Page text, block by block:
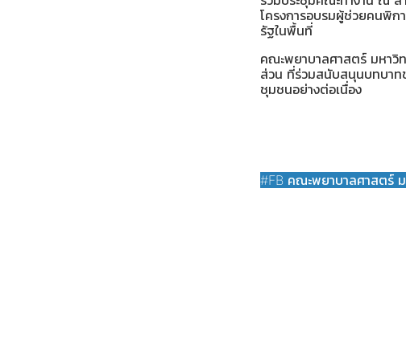
โครงการอบรมผู้ช่วยคนพิก
รัฐในพื้นที่
คณะพยาบาลศาสตร์ มหาวิ
ส่วน ที่ร่วมสนับสนุนบทบา
ชุมชนอย่างต่อเนื่อง
#FB คณะพยาบาลศาสตร์